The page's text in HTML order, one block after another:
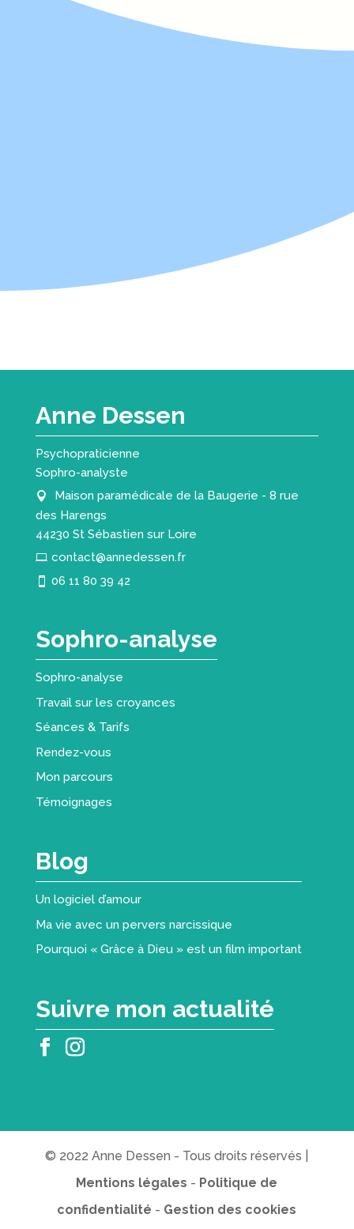
Anne Dessen
Psychopraticienne
Sophro-analyste
Maison paramédicale de la Baugerie - 8 rue
des Harengs
44230 St Sébastien sur Loire
contact@annedessen.fr
06 11 80 39 42
Sophro-analyse
Sophro-analyse
Travail sur les croyances
Séances & Tarifs
Rendez-vous
Mon parcours
Témoignages
Blog
Un logiciel d’amour
Ma vie avec un pervers narcissique
Pourquoi « Grâce à Dieu » est un film important
Suivre mon actualité
© 2022 Anne Dessen - Tous droits réservés |
Mentions légales - Politique de
confidentialité - Gestion des cookies